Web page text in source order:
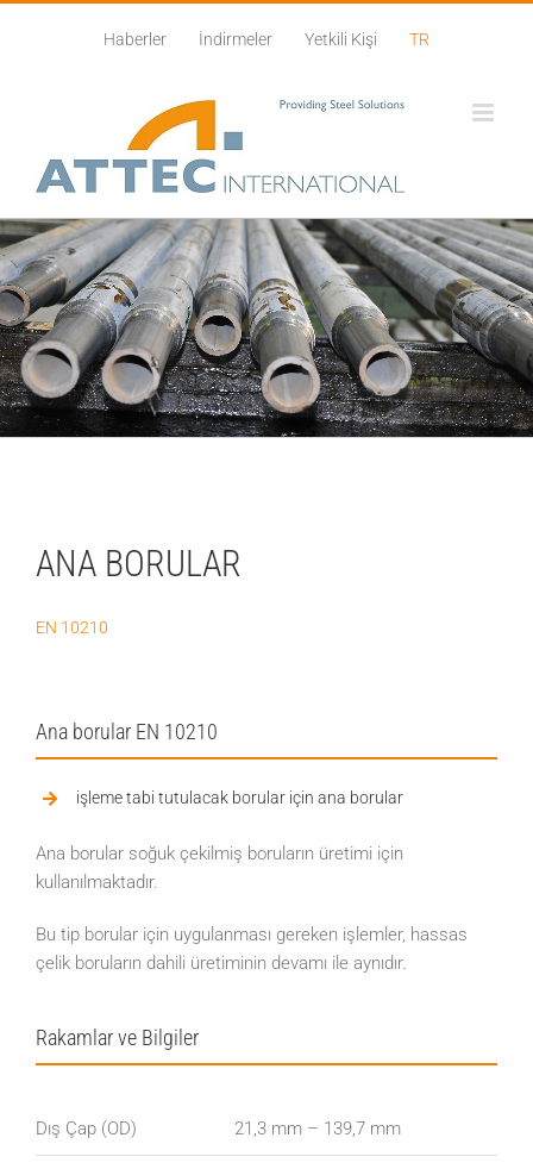
Haberler İndirmeler Yetkili Kişi TR
ANA BORULAR
EN 10210
Ana borular EN 10210
işleme tabi tutulacak borular için ana borular
Ana borular soğuk çekilmiş boruların üretimi için
kullanılmaktadır.
Bu tip borular için uygulanması gereken işlemler, hassas
çelik boruların dahili üretiminin devamı ile aynıdır.
Rakamlar ve Bilgiler
Dış Çap (OD) 21,3 mm – 139,7 mm